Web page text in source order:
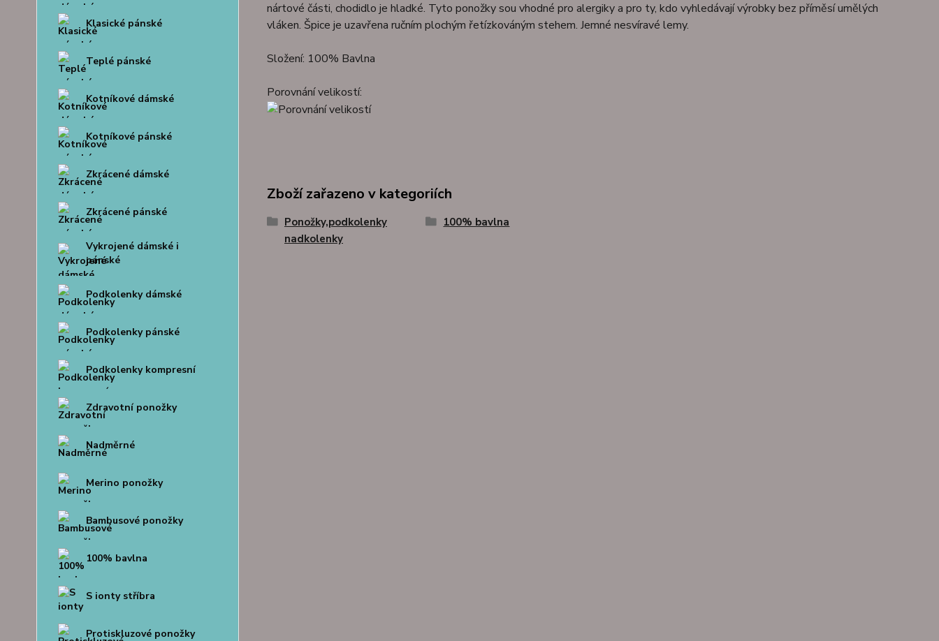
Klasické pánské
Teplé pánské
Kotníkové dámské
Kotníkové pánské
Zkrácené dámské
Zkrácené pánské
Vykrojené dámské i
pánské
Podkolenky dámské
Podkolenky pánské
Podkolenky kompresní
Zdravotní ponožky
Nadměrné
Merino ponožky
Bambusové ponožky
100% bavlna
S ionty stříbra
Protiskluzové ponožky
nártové části, chodidlo je hladké. Tyto ponožky sou vhodné pro alergiky a pro ty, kdo vyhledávají výrobky bez příměsí umělých
vláken. Špice je uzavřena ručním plochým řetízkováným stehem. Jemné nesvíravé lemy.
Složení: 100% Bavlna
Porovnání velikostí:
Zboží zařazeno v kategoriích
Ponožky,podkolenky
nadkolenky
100% bavlna